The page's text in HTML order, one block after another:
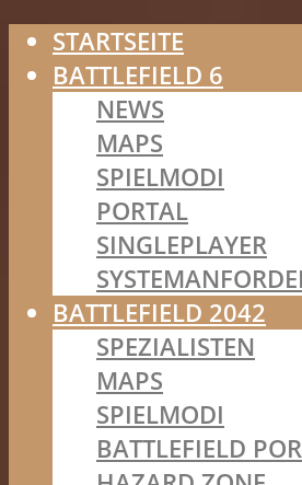
STARTSEITE
BATTLEFIELD 6
NEWS
MAPS
SPIELMODI
PORTAL
SINGLEPLAYER
BATTLEFIELD 2042
SPEZIALISTEN
MAPS
SPIELMODI
BATTLEFIELD